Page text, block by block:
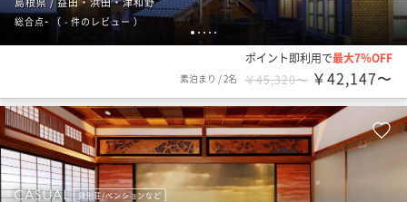
1 2 3 4 5
総合点- （ - 件のレビュー）
ポイント即利用で最大7％OFF
素泊まり /2名 ￥45,320〜 ￥42,147〜
貸別荘/ペンションなど